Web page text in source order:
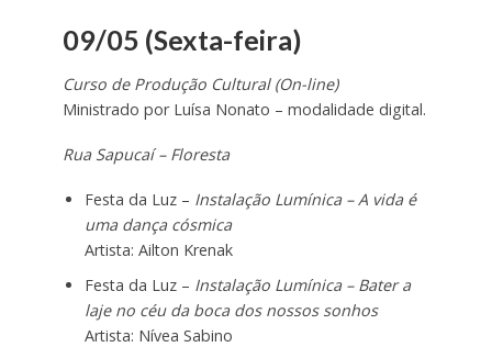
09/05 (Sexta-feira)
Curso de Produção Cultural (On-line)
Ministrado por Luísa Nonato – modalidade digital.
Rua Sapucaí – Floresta
Festa da Luz – Instalação Lumínica – A vida é
uma dança cósmica
Artista: Ailton Krenak
Festa da Luz – Instalação Lumínica – Bater a
laje no céu da boca dos nossos sonhos
Artista: Nívea Sabino